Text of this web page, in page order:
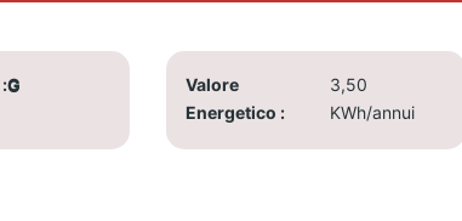
G
Valore
Energetico
3,50
KWh/annui